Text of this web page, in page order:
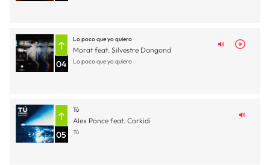
04
Lo poco que yo quiero
Morat feat. Silvestre Dangond
Lo poco que yo quiero
05
Tú
Alex Ponce feat. Corkidi
Tú